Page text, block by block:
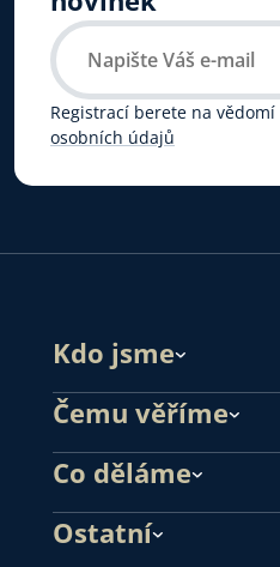
Registrací berete na vědomí
osobních údajů
Kdo jsme
Čemu věříme
Co děláme
Ostatní